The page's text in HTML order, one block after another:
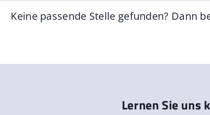
Keine passende Stelle gefunden? Dann
Lernen Sie uns